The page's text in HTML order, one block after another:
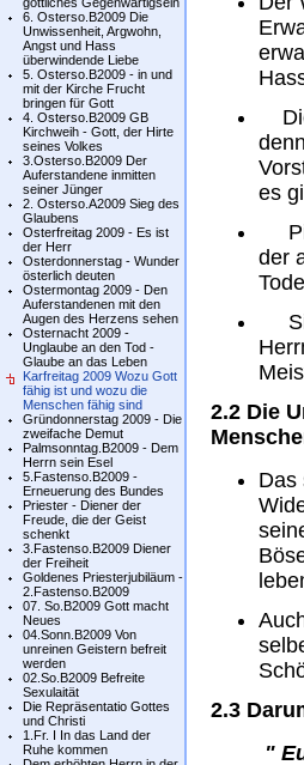
6. Osterso.B2009 Die
Unwissenheit, Argwohn,
Angst und Hass
überwindende Liebe
5. Osterso.B2009 - in und
mit der Kirche Frucht
bringen für Gott
4. Osterso.B2009 GB
Kirchweih - Gott, der Hirte
seines Volkes
3.Osterso.B2009 Der
Auferstandene inmitten
seiner Jünger
2. Osterso.A2009 Sieg des
Glaubens
Osterfreitag 2009 - Es ist
der Herr
Osterdonnerstag - Wunder
österlich deuten
Ostermontag 2009 - Den
Auferstandenen mit den
Augen des Herzens sehen
Osternacht 2009 -
Unglaube an den Tod -
Glaube an das Leben
Karfreitag 2009 Wozu Gott
fähig ist und wozu die
Menschen fähig sind
Gründonnerstag 2009 - Die
zweifache Demut
Palmsonntag.B2009 - Dem
Herrn sein Esel
5.Fastenso.B2009 -
Erneuerung des Bundes
Priester - Diener der
Freude, die der Geist
schenkt
3.Fastenso.B2009 Diener
der Freiheit
Goldenes Priesterjubiläum -
2.Fastenso.B2009
07. So.B2009 Gott macht
Neues
04.Sonn.B2009 Von
unreinen Geistern befreit
werden
02.So.B2009 Befreite
Sexulaität
Die Repräsentatio Gottes
und Christi
1.Fr. I In das Land der
Ruhe kommen
es
der
2.2 Die
Das
2.3
"